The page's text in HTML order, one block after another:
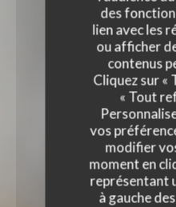
des
lien avec les
ou afficher
contenus
Cliquez sur «
« Tout
vos
modifier
moment en
représentant
à gauche